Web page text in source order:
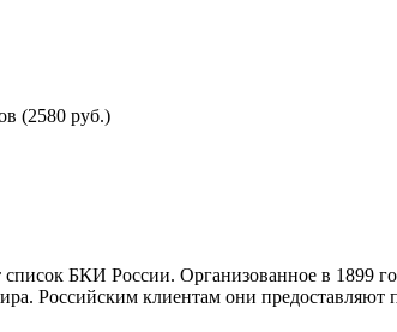
(2580 руб.)
БКИ России. Организованное в 1899
Российским клиентам они предоставляют